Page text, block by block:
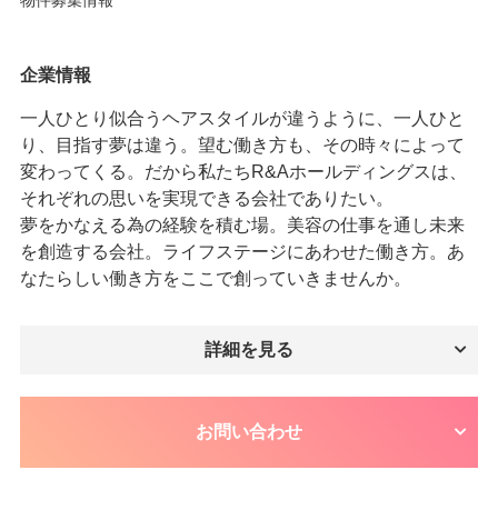
企業情報
一人ひとり似合うヘアスタイルが違うように、一人ひと
り、目指す夢は違う。望む働き方も、その時々によって
変わってくる。だから私たちR&Aホールディングスは、
それぞれの思いを実現できる会社でありたい。
夢をかなえる為の経験を積む場。美容の仕事を通し未来
を創造する会社。ライフステージにあわせた働き方。あ
なたらしい働き方をここで創っていきませんか。
詳細を見る
お問い合わせ